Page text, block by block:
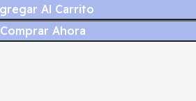
Al Carrito
Comprar Ahora